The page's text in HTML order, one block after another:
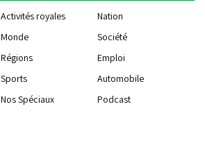
Activités royales
Nation
Monde
Société
Régions
Emploi
Sports
Automobile
Nos Spéciaux Podcast